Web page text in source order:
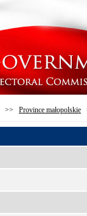
>> Province małopolskie